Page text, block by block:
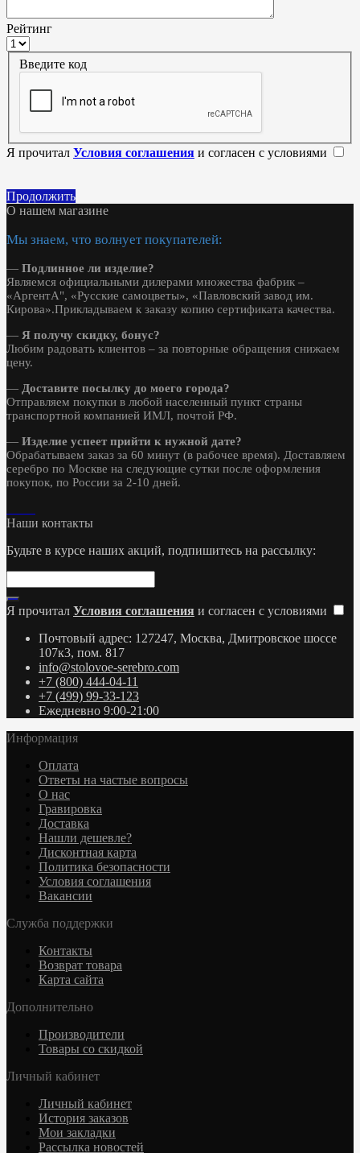
Рейтинг
Введите код
Я прочитал Условия соглашения и согласен с условиями
Продолжить
О нашем магазине
Мы знаем, что волнует покупателей:
— Подлинное ли изделие?
Являемся официальными дилерами множества фабрик –
«АргентА", «Русские самоцветы», «Павловский завод им.
Кирова».Прикладываем к заказу копию сертификата качества.
— Я получу скидку, бонус?
Любим радовать клиентов – за повторные обращения снижаем
цену.
— Доставите посылку до моего города?
Отправляем покупки в любой населенный пункт страны
транспортной компанией ИМЛ, почтой РФ.
— Изделие успеет прийти к нужной дате?
Обрабатываем заказ за 60 минут (в рабочее время). Доставляем
серебро по Москве на следующие сутки после оформления
покупок, по России за 2-10 дней.
Наши контакты
Будьте в курсе наших акций, подпишитесь на рассылку:
Я прочитал Условия соглашения и согласен с условиями
Почтовый адрес: 127247, Москва, Дмитровское шоссе
107к3, пом. 817
info@stolovoe-serebro.com
+7 (800) 444-04-11
+7 (499) 99-33-123
Ежедневно 9:00-21:00
Информация
Оплата
Ответы на частые вопросы
О нас
Гравировка
Доставка
Нашли дешевле?
Дисконтная карта
Политика безопасности
Условия соглашения
Вакансии
Служба поддержки
Контакты
Возврат товара
Карта сайта
Дополнительно
Производители
Товары со скидкой
Личный кабинет
Личный кабинет
История заказов
Мои закладки
Рассылка новостей